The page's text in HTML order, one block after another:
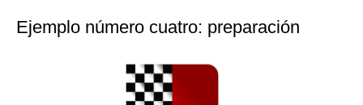
Ejemplo número cuatro: preparación